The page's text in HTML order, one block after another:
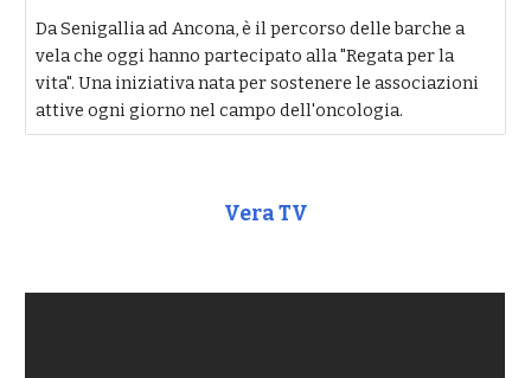
Da Senigallia ad Ancona, è il percorso delle barche a
vela che oggi hanno partecipato alla "Regata per la
vita". Una iniziativa nata per sostenere le associazioni
attive ogni giorno nel campo dell'oncologia.
Vera TV